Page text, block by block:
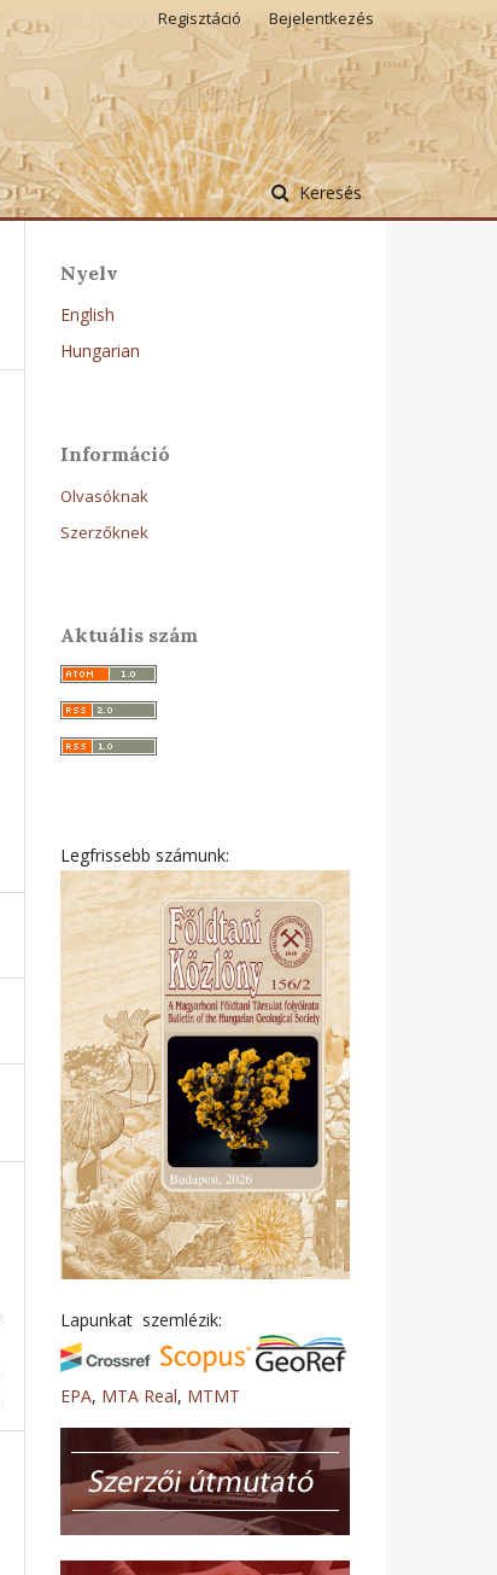
Keresés
Regisztáció Bejelentkezés
Nyelv
English
Hungarian
Információ
Olvasóknak
Szerzőknek
Aktuális szám
Legfrissebb számunk:
Lapunkat szemlézik:
EPA, MTA Real, MTMT